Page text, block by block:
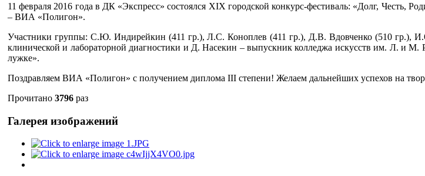
11 февраля 2016 года в ДК «Экспресс» состоялся XIX городской конкурс-фестиваль: «Долг, Честь,
– ВИА «Полигон».
Участники группы: С.Ю. Индирейкин (411 гр.), Л.С. Коноплев (411 гр.), Д.В. Вдовченко (510 гр.),
клинической и лабораторной диагностики и Д. Насекин – выпускник колледжа искусств им. Л. и
лужке».
Поздравляем ВИА «Полигон» с получением диплома III степени! Желаем дальнейших успехов на
Прочитано 3796 раз
Галерея изображений